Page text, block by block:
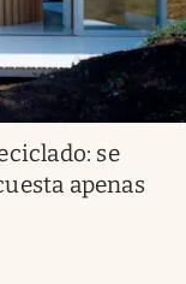
se
apenas